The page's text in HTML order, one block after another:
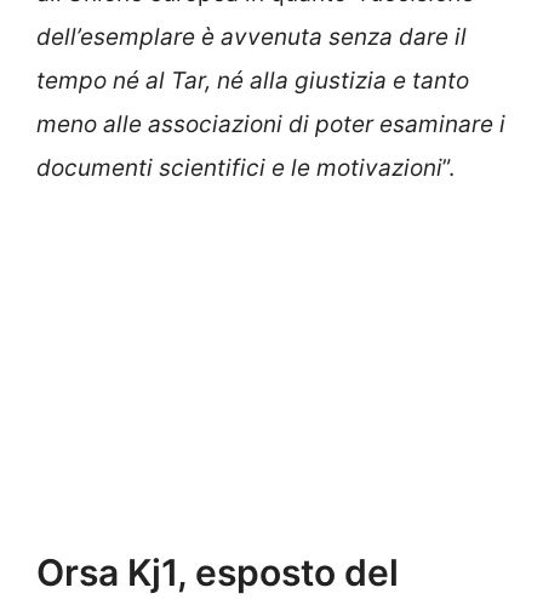
dell’esemplare è avvenuta senza dare il
tempo né al Tar, né alla giustizia e tanto
meno alle associazioni di poter esaminare i
documenti scientifici e le motivazioni”.
Orsa Kj1, esposto del